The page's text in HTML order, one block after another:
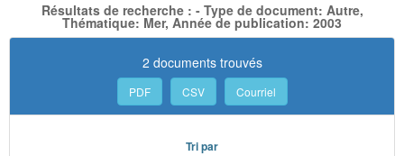
Résultats de recherche : - Type de document: Autre,
Thématique: Mer, Année de publication: 2003
2 documents trouvés
PDF CSV Courriel
Tri par